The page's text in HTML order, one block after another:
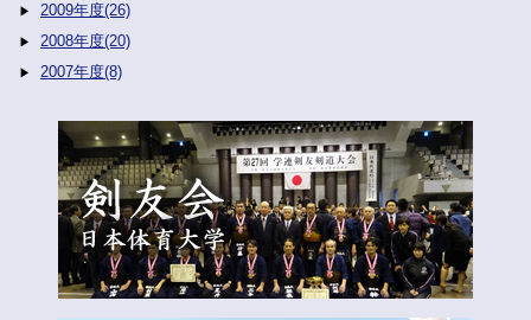
2009年度(26)
2008年度(20)
2007年度(8)